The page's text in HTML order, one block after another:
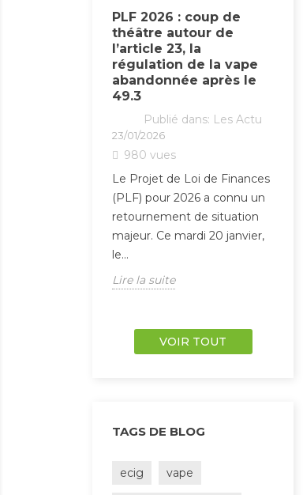
PLF 2026 : coup de
théâtre autour de
l’article 23, la
régulation de la vape
abandonnée après le
49.3
Publié dans: Les Actu
23/01/2026
980 vues
Le Projet de Loi de Finances
(PLF) pour 2026 a connu un
retournement de situation
majeur. Ce mardi 20 janvier,
le...
Lire la suite
VOIR TOUT
TAGS DE BLOG
ecig vape